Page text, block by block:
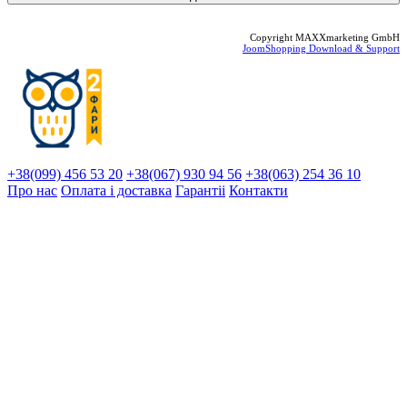
Copyright MAXXmarketing GmbH
JoomShopping Download & Support
+38(099) 456 53 20 +38(067) 930 94 56 +38(063) 254 36 10
Про нас Оплата і доставка Гарантіi Контакти